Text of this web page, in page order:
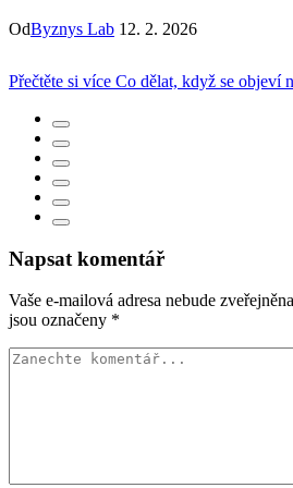
OdByznys Lab 12. 2. 2026
Přečtěte si více Co dělat, když se objeví
Napsat komentář
Vaše e-mailová adresa nebude
jsou označeny *